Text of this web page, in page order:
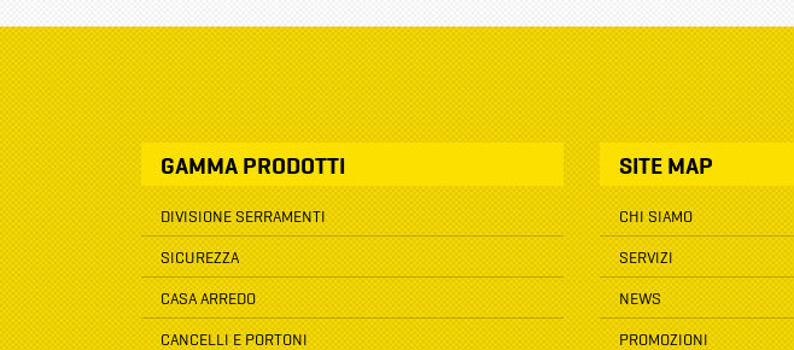
GAMMA PRODOTTI
DIVISIONE SERRAMENTI
SICUREZZA
CASA ARREDO
CANCELLI E PORTONI
SITE MAP
CHI SIAMO
SERVIZI
NEWS
PROMOZIONI